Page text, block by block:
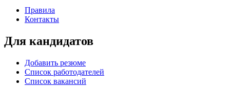
Правила
Контакты
Для кандидатов
Добавить резюме
Список работодателей
Список вакансий